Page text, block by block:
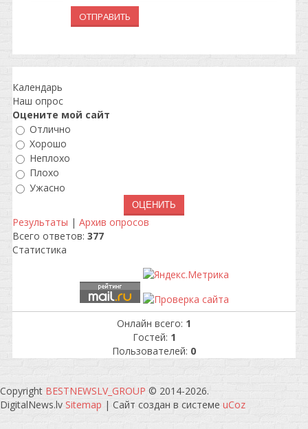
ОТПРАВИТЬ
Календарь
Наш опрос
Оцените мой сайт
Отлично
Хорошо
Неплохо
Плохо
Ужасно
Результаты | Архив опросов
Всего ответов: 377
Статистика
Онлайн всего: 1
Гостей: 1
Пользователей: 0
Copyright BESTNEWSLV_GROUP © 2014-2026.
DigitalNews.lv Sitemap | Сайт создан в системе uCoz